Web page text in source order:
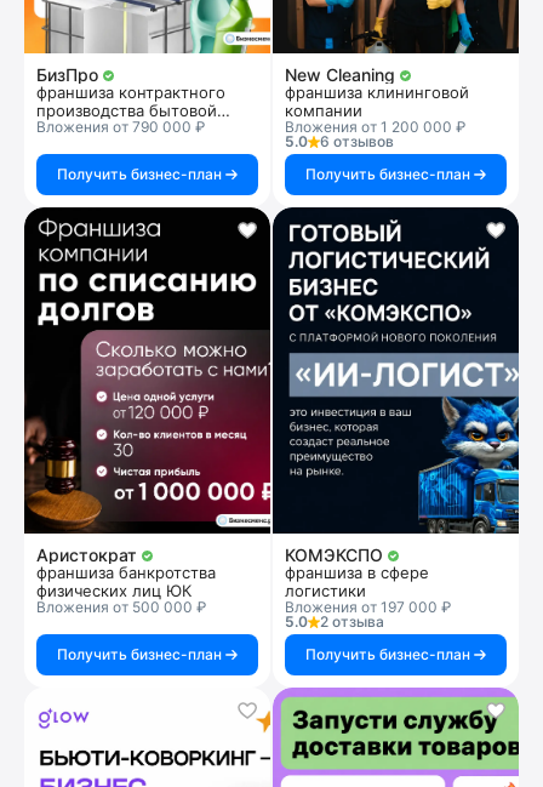
БизПро
франшиза контрактного
производства бытовой
химии
Вложения от 790 000 ₽
Получить бизнес-план
New Cleaning
франшиза клининговой
компании
Вложения от 1 200 000 ₽
5.0
6 отзывов
Получить бизнес-план
Аристократ
франшиза банкротства
физических лиц ЮК
Вложения от 500 000 ₽
Получить бизнес-план
КОМЭКСПО
франшиза в сфере
логистики
Вложения от 197 000 ₽
5.0
2 отзыва
Получить бизнес-план